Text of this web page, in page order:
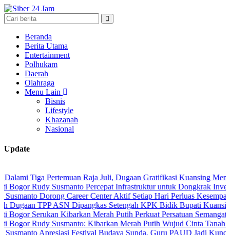
Beranda
Berita Utama
Entertainment
Polhukam
Daerah
Olahraga
Menu Lain
Bisnis
Lifestyle
Khazanah
Nasional
Update
Pertemuan Raja Juli, Dugaan Gratifikasi Kuansing Menguat
Susmanto Percepat Infrastruktur untuk Dongkrak Investasi
Dorong Career Center Aktif Setiap Hari Perluas Kesempatan Kerja
TPP ASN Dipangkas Setengah KPK Bidik Bupati Kuansing
Kibarkan Merah Putih Perkuat Persatuan Semangat
Susmanto: Kibarkan Merah Putih Wujud Cinta Tanah Air
Apresiasi Festival Budaya Sunda, Guru PAUD Jadi Kunci